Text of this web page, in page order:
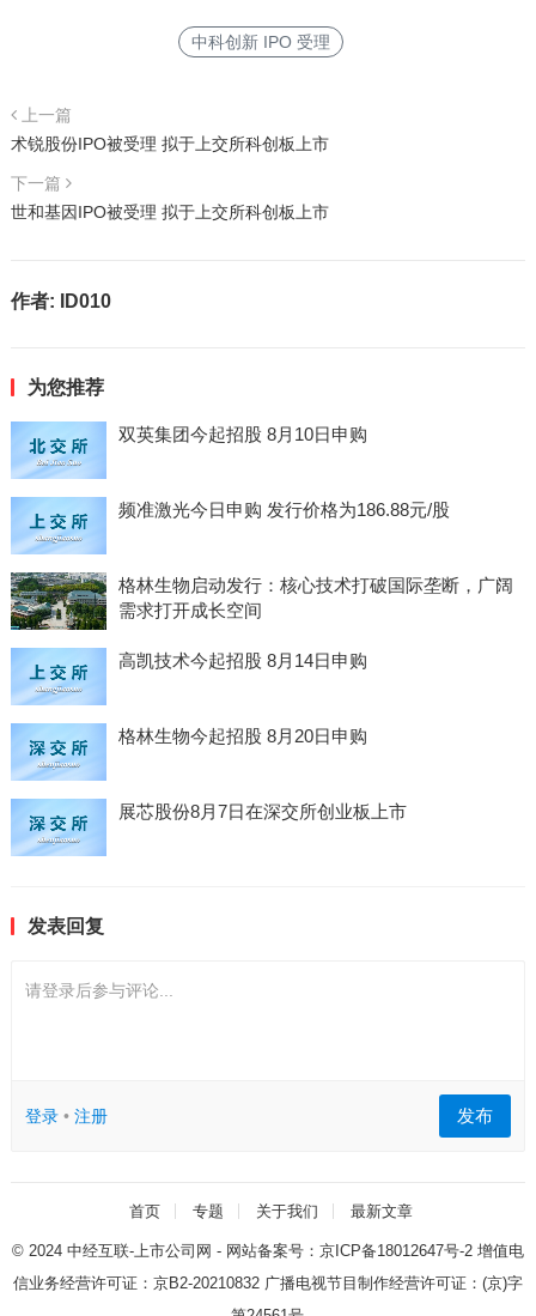
中科创新 IPO 受理
上一篇
术锐股份IPO被受理 拟于上交所科创板上市
下一篇
世和基因IPO被受理 拟于上交所科创板上市
作者: ID010
为您推荐
双英集团今起招股 8月10日申购
频准激光今日申购 发行价格为186.88元/股
格林生物启动发行：核心技术打破国际垄断，广阔
需求打开成长空间
高凯技术今起招股 8月14日申购
格林生物今起招股 8月20日申购
展芯股份8月7日在深交所创业板上市
发表回复
请登录后参与评论...
登录• 注册 发布
首页 专题 关于我们 最新文章
© 2024 中经互联-上市公司网 - 网站备案号： 京ICP备18012647号-2增值电
信业务经营许可证： 京B2-20210832广播电视节目制作经营许可证： (京)字